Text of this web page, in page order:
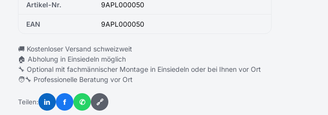
Artikel-Nr. 9APL000050
EAN 9APL000050
🚚 Kostenloser Versand schweizweit
🏠 Abholung in Einsiedeln möglich
🔧 Optional mit fachmännischer Montage in Einsiedeln oder bei Ihnen vor Ort
🧑‍🔧 Professionelle Beratung vor Ort
Teilen: in f ✆ 🔗